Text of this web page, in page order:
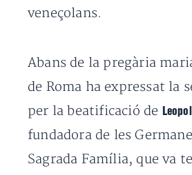
veneçolans.
Abans de la pregària
de Roma ha expressat la
per la beatificació de
fundadora de les
Sagrada Família, que va